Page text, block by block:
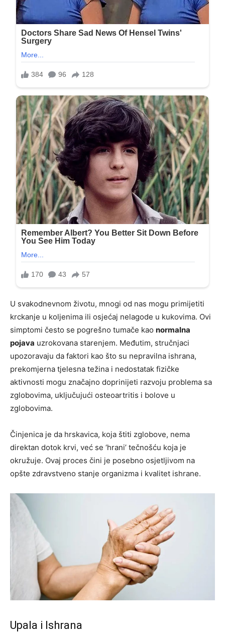
U svakodnevnom životu, mnogi od nas mogu primijetiti
krckanje u koljenima ili osjećaj nelagode u kukovima. Ovi
simptomi često se pogrešno tumače kao normalna
pojava uzrokovana starenjem. Međutim, stručnjaci
upozoravaju da faktori kao što su nepravilna ishrana,
prekomjerna tjelesna težina i nedostatak fizičke
aktivnosti mogu značajno doprinijeti razvoju problema sa
zglobovima, uključujući osteoartritis i bolove u
zglobovima.
Činjenica je da hrskavica, koja štiti zglobove, nema
direktan dotok krvi, već se ‘hrani’ tečnošću koja je
okružuje. Ovaj proces čini je posebno osjetljivom na
opšte zdravstveno stanje organizma i kvalitet ishrane.
Upala i Ishrana